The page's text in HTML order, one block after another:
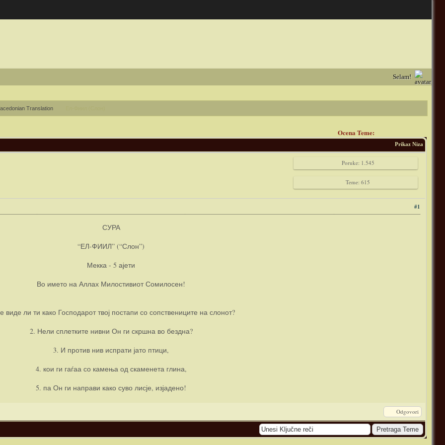
Selam!
Translation
Ocena Teme:
Prikaz Niza
Poruke: 1.545
Teme: 615
#1
СУРА
“ЕЛ-ФИИЛ” (“Слон”)
Мекка - 5 ајети
Во името на Аллах Милостивиот Сомилосен!
виде ли ти како Господарот твој постапи со сопствениците на слонот?
2. Нели сплетките нивни Он ги скршна во бездна?
3. И против нив испрати јато птици,
4. кои ги гаѓаа со камења од скаменета глина,
5. па Он ги направи како суво лисје, изјадено!
Odgovori